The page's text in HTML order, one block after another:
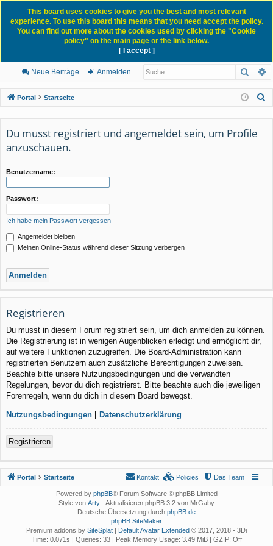
ch
ne
llz
rif
News Blog
lie
de
m
el
de
eg
ist
rie
Neue Beiträge Anmelden
Portal Startseite
Du musst registriert und angemeldet sein, um Profile
anzuschauen.
Benutzername:
Passwort:
Ich habe mein Passwort vergessen
Angemeldet bleiben
Meinen Online-Status während dieser Sitzung verbergen
Registrieren
Du musst in diesem Forum registriert sein, um dich anmelden zu können.
Die Registrierung ist in wenigen Augenblicken erledigt und ermöglicht dir,
auf weitere Funktionen zuzugreifen. Die Board-Administration kann
registrierten Benutzern auch zusätzliche Berechtigungen zuweisen.
Beachte bitte unsere Nutzungsbedingungen und die verwandten
Regelungen, bevor du dich registrierst. Bitte beachte auch die jeweiligen
Forenregeln, wenn du dich in diesem Board bewegst.
Nutzungsbedingungen Datenschutzerklärung
Registrieren
This board uses cookies to give you the best and most relevant
experience. To use this board this means that you need accept the policy.
You can find out more about the cookies used by clicking the "Cookie
policy" on the main page or the link below.
[ I accept ]
Portal Startseite Das Team
Policies
Kontakt
Powered by phpBB® Forum Software © phpBB Limited
Style von Arty - Aktualisieren phpBB 3.2 von MrGaby
Deutsche Übersetzung durch phpBB.de
phpBB SiteMaker
Premium addons by SiteSplat Default Avatar Extended © 2017, 2018 - 3Di
Time: 0.071s
Queries: 33| Peak Memory Usage: 3.49 MiB | GZIP: Off